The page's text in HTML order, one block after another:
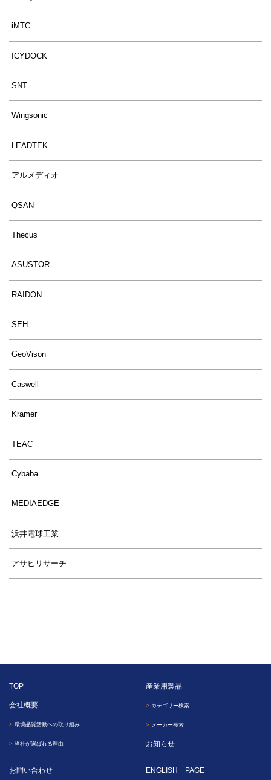
iMTC
ICYDOCK
SNT
Wingsonic
LEADTEK
アルメディオ
QSAN
Thecus
ASUSTOR
RAIDON
SEH
GeoVison
Caswell
Kramer
TEAC
Cybaba
MEDIAEDGE
浜井電球工業
アサヒリサーチ
TOP
会社概要
環境品質活動への取り組み
当社が選ばれる理由
産業用製品
カテゴリー検索
メーカー検索
お知らせ
お問い合わせ ENGLISH PAGE